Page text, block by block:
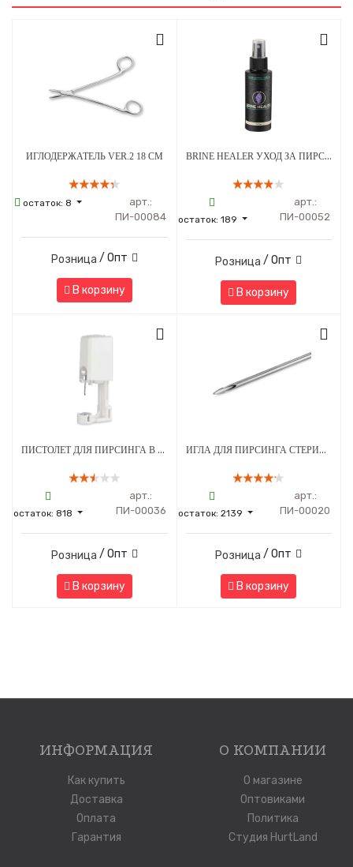
ИГЛОДЕРЖАТЕЛЬ VER.2 18 СМ
остаток: 8
арт.:
ПИ-00084
Розница / Опт
В корзину
BRINE HEALER УХОД ЗА ПИРСИНГОМ - СРЕДСТВО ДЛЯ ЗАЖИВЛЕНИЯ - 100 МЛ
остаток: 189
арт.:
ПИ-00052
Розница / Опт
В корзину
ПИСТОЛЕТ ДЛЯ ПИРСИНГА В СТЕРИЛЬНОЙ УПАКОВКЕ МОД. 203 С СЕРЕБРЯНЫМ УКРАШЕНИЕМ ШАРИК 3 ММ БЕЛЫЙ - 1 ШТ
остаток: 818
арт.:
ПИ-00036
Розница / Опт
В корзину
ИГЛА ДЛЯ ПИРСИНГА СТЕРИЛЬНАЯ 13G
остаток: 2139
арт.:
ПИ-00020
Розница / Опт
В корзину
ИНФОРМАЦИЯ
Как купить
Доставка
Оплата
Гарантия
О КОМПАНИИ
О магазине
Оптовиками
Политика
Студия HurtLand